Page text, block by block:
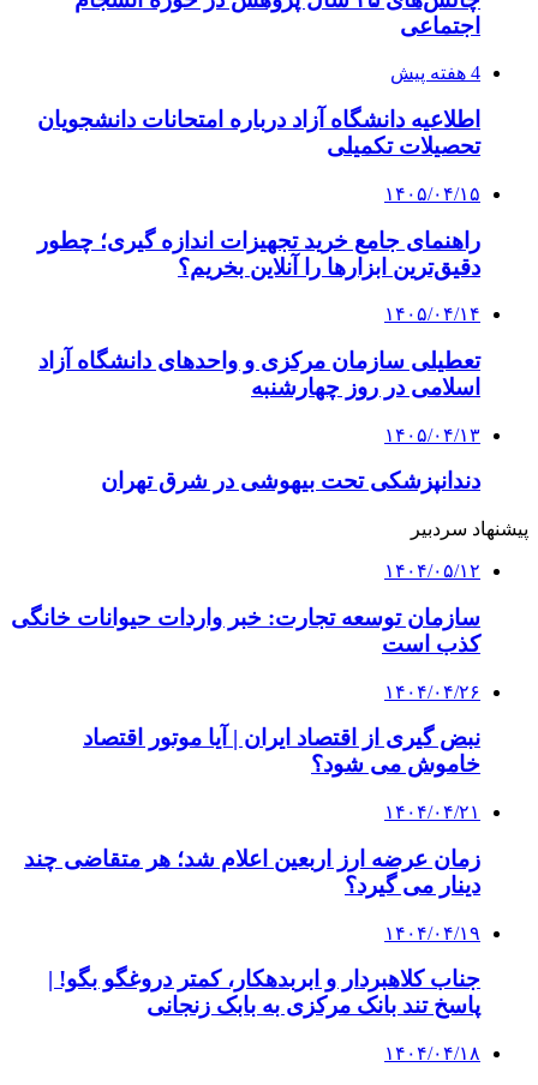
اجتماعی
4 هفته پیش
اطلاعیه دانشگاه آزاد درباره امتحانات دانشجویان
تحصیلات تکمیلی
۱۴۰۵/۰۴/۱۵
راهنمای جامع خرید تجهیزات اندازه گیری؛ چطور
دقیق‌ترین ابزارها را آنلاین بخریم؟
۱۴۰۵/۰۴/۱۴
تعطیلی سازمان مرکزی و واحدهای دانشگاه آزاد
اسلامی در روز چهارشنبه
۱۴۰۵/۰۴/۱۳
دندانپزشکی تحت بیهوشی در شرق تهران
پیشنهاد سردبیر
۱۴۰۴/۰۵/۱۲
سازمان توسعه تجارت: خبر واردات حیوانات خانگی
کذب است
۱۴۰۴/۰۴/۲۶
نبض گیری از اقتصاد ایران | آیا موتور اقتصاد
خاموش می شود؟
۱۴۰۴/۰۴/۲۱
زمان عرضه ارز اربعین اعلام شد؛ هر متقاضی چند
دینار می گیرد؟
۱۴۰۴/۰۴/۱۹
جناب کلاهبردار و ابربدهکار، کمتر دروغگو بگو! |
پاسخ تند بانک مرکزی به بابک زنجانی
۱۴۰۴/۰۴/۱۸